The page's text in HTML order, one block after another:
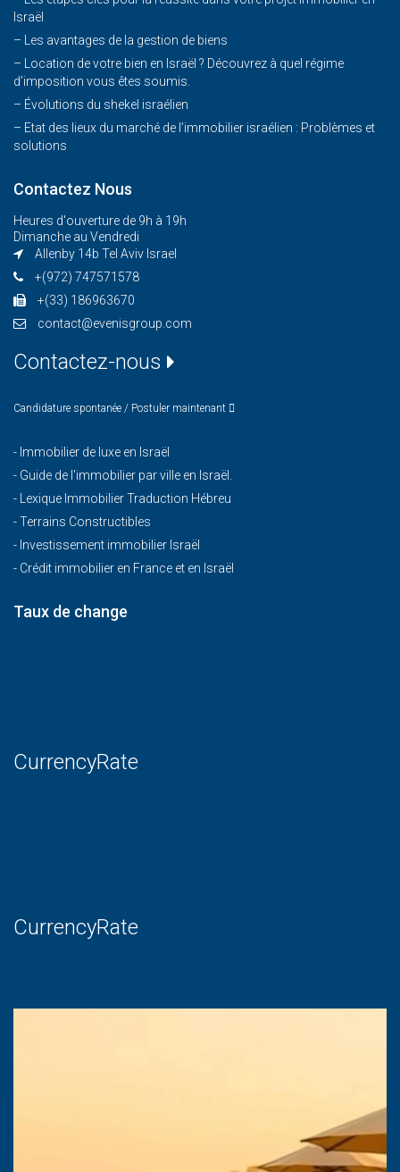
Israël
– Les avantages de la gestion de biens
– Location de votre bien en Israël ? Découvrez à quel régime
d’imposition vous êtes soumis.
– Évolutions du shekel israélien
– Etat des lieux du marché de l’immobilier israélien : Problèmes et
solutions
Contactez Nous
Heures d'ouverture de 9h à 19h
Dimanche au Vendredi
Allenby 14b Tel Aviv Israel
+(972) 747571578
+(33) 186963670
contact@evenisgroup.com
Contactez-nous
Candidature spontanée / Postuler maintenant
- Immobilier de luxe en Israël
- Guide de l'immobilier par ville en Israël.
- Lexique Immobilier Traduction Hébreu
-Terrains Constructibles
- Investissement immobilier Israël
- Crédit immobilier en France et en Israël
Taux de change
CurrencyRate
CurrencyRate